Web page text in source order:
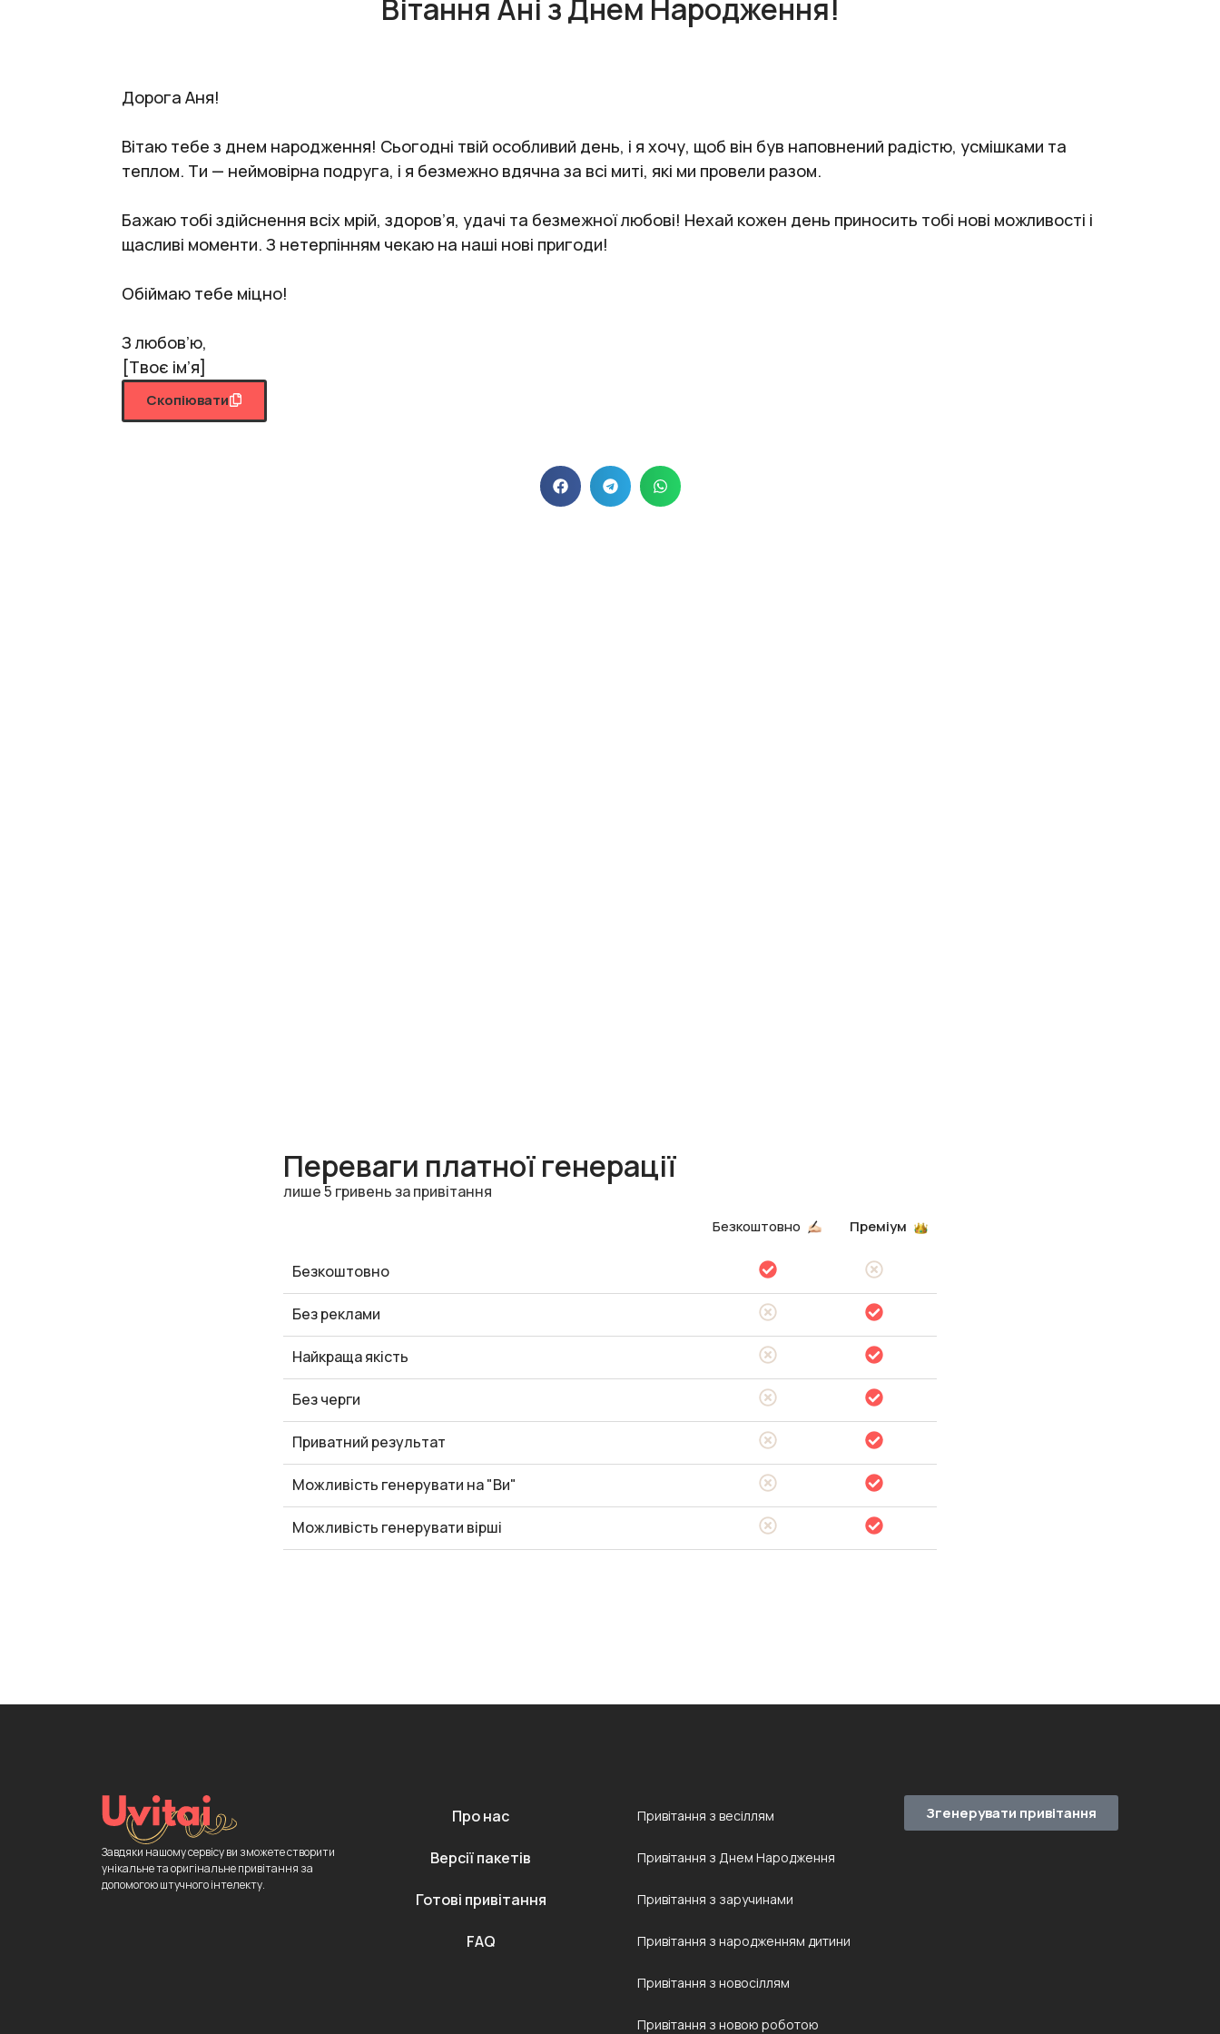
Вітання Ані з Днем Народження!
Дорога Аня!
Вітаю тебе з днем народження! Сьогодні твій особливий день, і я хочу, щоб він був наповнений радістю, усмішками та
теплом. Ти — неймовірна подруга, і я безмежно вдячна за всі миті, які ми провели разом.
Бажаю тобі здійснення всіх мрій, здоров’я, удачі та безмежної любові! Нехай кожен день приносить тобі нові можливості і
щасливі моменти. З нетерпінням чекаю на наші нові пригоди!
Обіймаю тебе міцно!
З любов’ю,
[Твоє ім’я]
Скопіювати
Переваги платної генерації
лише 5 гривень за привітання
Безкоштовно Преміум
Безкоштовно
Без реклами
Найкраща якість
Без черги
Приватний результат
Можливість генерувати на "Ви"
Можливість генерувати вірші
Завдяки нашому сервісу ви зможете створити
унікальне та оригінальне привітання за
допомогою штучного інтелекту.
Про нас
Версії пакетів
Готові привітання
FAQ
Привітання з весіллям
Привітання з Днем Народження
Привітання з заручинами
Привітання з народженням дитини
Привітання з новосіллям
Привітання з новою роботою
Згенерувати привітання